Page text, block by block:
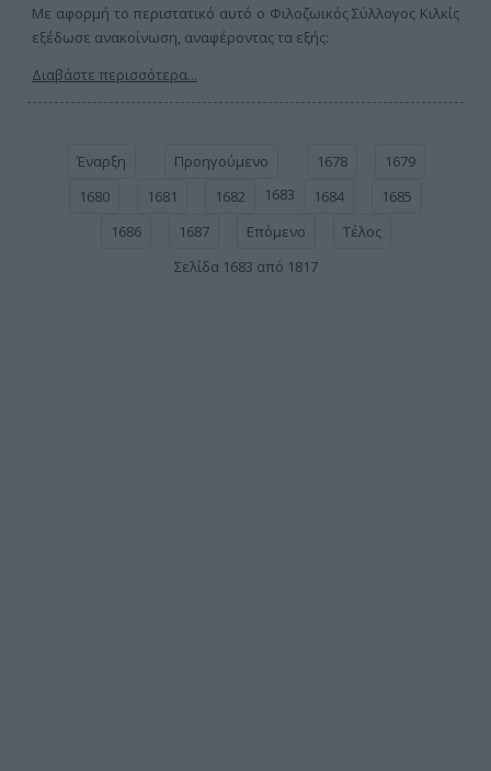
Με αφορμή το περιστατικό αυτό ο Φιλοζωικός Σύλλογος Κιλκίς
εξέδωσε ανακοίνωση, αναφέροντας τα εξής:
Διαβάστε περισσότερα...
Έναρξη Προηγούμενο 1678
1679
1680
1681 1682 1683 1684
1685
1686
1687 Επόμενο
Τέλος
Σελίδα 1683 από 1817